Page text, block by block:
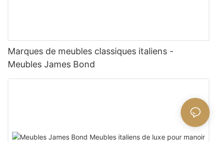
Marques de meubles classiques italiens -
Meubles James Bond